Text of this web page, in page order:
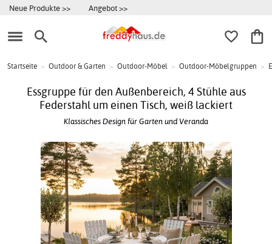
Neue Produkte >> Angebot >>
Startseite > Outdoor & Garten > Outdoor-Möbel > Outdoor-Möbelgruppen >
Essgruppe für den Außenbereich, 4 Stühle aus
Federstahl um einen Tisch, weiß lackiert
Klassisches Design für Garten und Veranda